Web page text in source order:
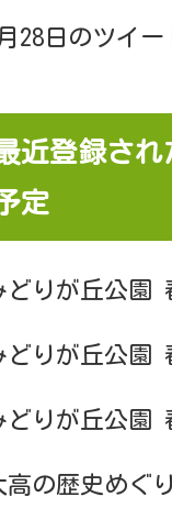
28日のツイー
近登録さ
定
どりが丘公園
どりが丘公園
どりが丘公園
高の歴史めぐ